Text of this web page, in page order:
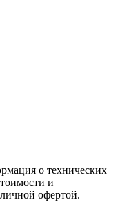
о технических
и
офертой.